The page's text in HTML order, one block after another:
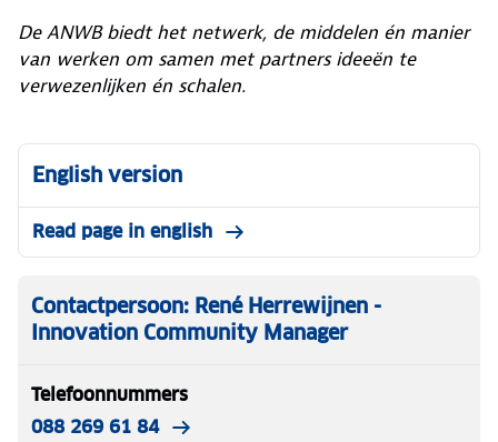
De ANWB biedt het netwerk, de middelen én manier
van werken om samen met partners ideeën te
verwezenlijken én schalen.
English version
Read page in english
Contactpersoon: René Herrewijnen -
Innovation Community Manager
Telefoonnummers
088 269 61 84